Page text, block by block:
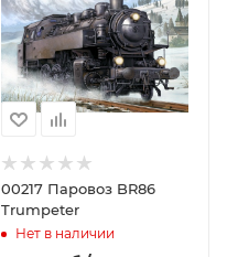
00217 Паровоз BR86
Trumpeter
Нет в наличии